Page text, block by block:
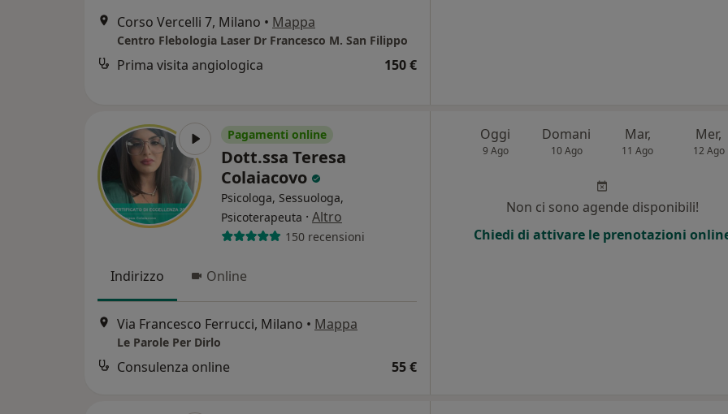
Corso Vercelli 7, Milano • Mappa
Centro Flebologia Laser Dr Francesco M. San Filippo
Prima visita angiologica 150 €
Pagamenti online
Dott.ssa Teresa
Colaiacovo
Psicologa, Sessuologa,
Psicoterapeuta · Altro
150 recensioni
Indirizzo Online
Via Francesco Ferrucci, Milano • Mappa
Le Parole Per Dirlo
Consulenza online 55 €
Oggi
9 Ago
Domani
10 Ago
Mar,
11 Ago
Mer,
12 Ago
Non ci sono agende disponibili!
Chiedi di attivare le prenotazioni